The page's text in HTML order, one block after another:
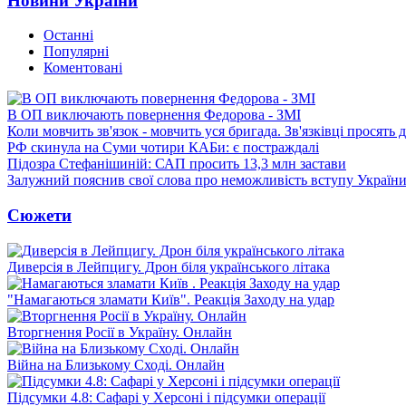
Останні
Популярні
Коментовані
В ОП виключають повернення Федорова - ЗМІ
Коли мовчить зв'язок - мовчить уся бригада. Зв'язківці просять
РФ скинула на Суми чотири КАБи: є постраждалі
Підозра Стефанішиній: САП просить 13,3 млн застави
Залужний пояснив свої слова про неможливість вступу
Сюжети
Диверсія в Лейпцигу. Дрон біля українського літака
"Намагаються зламати Київ". Реакція Заходу на удар
Вторгнення Росії в Україну. Онлайн
Війна на Близькому Сході. Онлайн
Підсумки 4.8: Сафарі у Херсоні і підсумки операції